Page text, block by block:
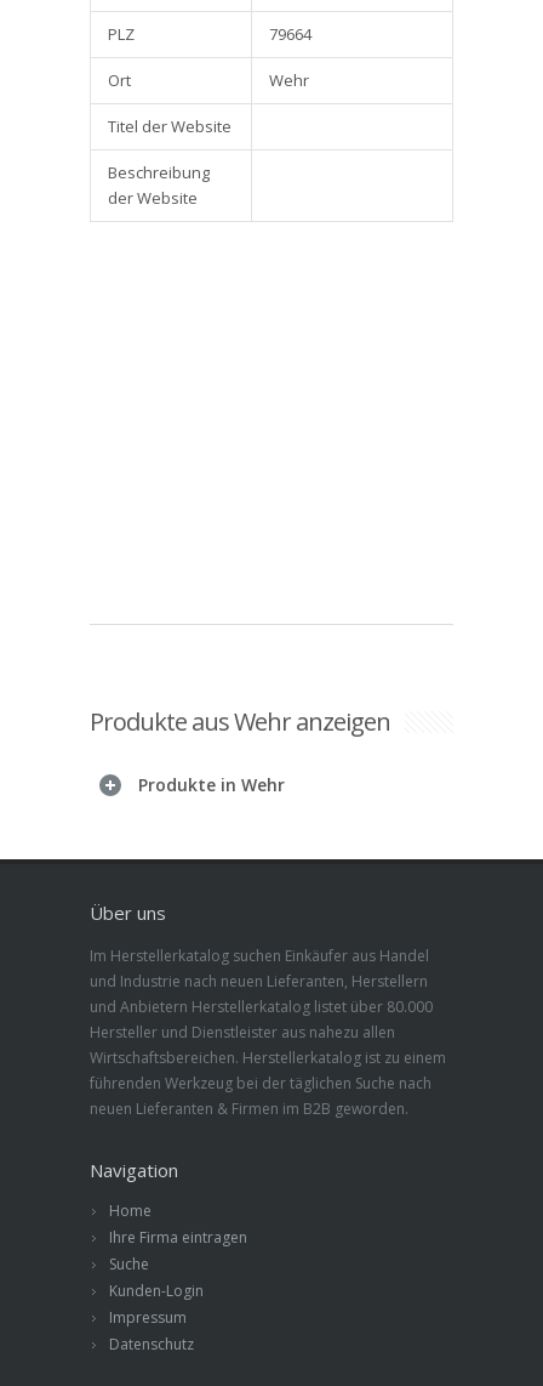
PLZ 79664
Ort Wehr
Titel der Website
Beschreibung
der Website
Produkte aus Wehr anzeigen
Produkte in Wehr
Über uns
Im Herstellerkatalog suchen Einkäufer aus Handel
und Industrie nach neuen Lieferanten, Herstellern
und Anbietern Herstellerkatalog listet über 80.000
Hersteller und Dienstleister aus nahezu allen
Wirtschaftsbereichen. Herstellerkatalog ist zu einem
führenden Werkzeug bei der täglichen Suche nach
neuen Lieferanten & Firmen im B2B geworden.
Navigation
Home
Ihre Firma eintragen
Suche
Kunden-Login
Impressum
Datenschutz